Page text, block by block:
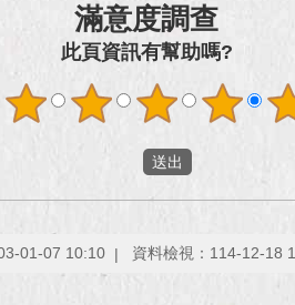
滿意度調查
此頁資訊有幫助嗎?
01-07 10:10 資料檢視：114-12-18